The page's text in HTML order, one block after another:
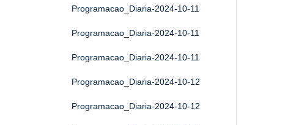
Programacao_Diaria-2024-10-11
Programacao_Diaria-2024-10-11
Programacao_Diaria-2024-10-11
Programacao_Diaria-2024-10-12
Programacao_Diaria-2024-10-12